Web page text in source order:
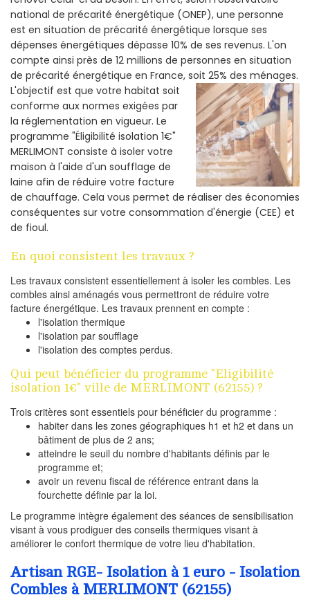
national de précarité énergétique (ONEP), une personne
est en situation de précarité énergétique lorsque ses
dépenses énergétiques dépasse 10% de ses revenus. L'on
compte ainsi près de 12 millions de personnes en situation
de précarité énergétique en France, soit 25% des ménages.
L'objectif est que votre habitat soit
conforme aux normes exigées par
la réglementation en vigueur. Le
programme "Éligibilité isolation 1€"
MERLIMONT consiste à isoler votre
maison à l'aide d'un soufflage de
laine afin de réduire votre facture
de chauffage. Cela vous permet de réaliser des économies
conséquentes sur votre consommation d'énergie (CEE) et
de fioul.
En quoi consistent les travaux ?
Les travaux consistent essentiellement à isoler les combles. Les
combles ainsi aménagés vous permettront de réduire votre
facture énergétique. Les travaux prennent en compte :
l'isolation thermique
l'isolation par soufflage
l'isolation des comptes perdus.
Qui peut bénéficier du programme "Eligibilité
isolation 1€" ville de MERLIMONT (62155) ?
Trois critères sont essentiels pour bénéficier du programme :
habiter dans les zones géographiques h1 et h2 et dans un
bâtiment de plus de 2 ans;
atteindre le seuil du nombre d'habitants définis par le
programme et;
avoir un revenu fiscal de référence entrant dans la
fourchette définie par la loi.
Le programme intègre également des séances de sensibilisation
visant à vous prodiguer des conseils thermiques visant à
améliorer le confort thermique de votre lieu d'habitation.
Artisan RGE- Isolation à 1 euro - Isolation
Combles à MERLIMONT (62155)